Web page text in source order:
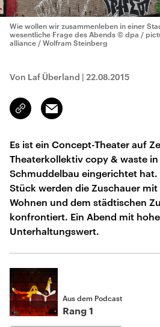
Wie wollen wir zusammenleben in einer
wesentliche Frage des Abends © dpa /
alliance / Wolfram Steinberg
Von Laf Überland | 22.08.2015
Link
kopieren/teilen
Email
Es ist ein Concept-Theater auf
Theaterkollektiv copy & waste
Schmuddelbau eingerichtet
Stück werden die Zuschauer mit
Wohnen und dem städtischen
konfrontiert. Ein Abend mit
Unterhaltungswert.
Aus dem Podcast
Rang 1